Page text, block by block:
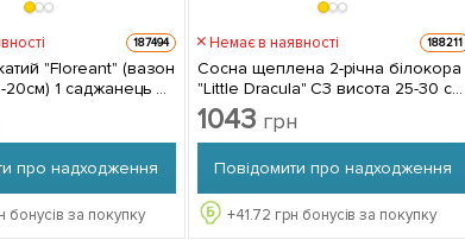
187494
"Floreant" (вазон
в
про надходження
бонусів за покупку
Немає в наявності 188211
Сосна щеплена 2-річна білокора
"Little Dracula" С3 висота 25-30 см
1 саджанець в упаковці
1043 грн
Повідомити про надходження
+41.72 грн бонусів за покупку